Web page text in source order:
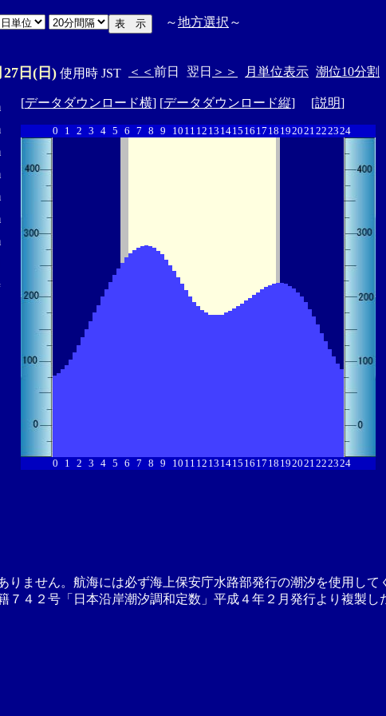
～地方選択 ～
27日(日) 使用時 JST ＜＜ 前日 翌日 ＞＞ 月単位表示 潮位10分割
[データダウンロード横] [データダウンロード縦] [説明]
0 1 2 3 4 5 6 7 8 9 10 11 12 13 1415 16 17 18 192021222324
0 1 2 3 4 5 6 7 8 9 10 11 12 13 1415 16 17 18 192021222324
ません。航海には必ず海上保安庁水路部発行の潮汐を使用して
４２号「日本沿岸潮汐調和定数」平成４年２月発行より複製し